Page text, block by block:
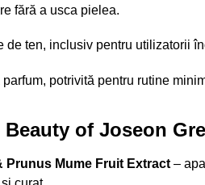
fără a usca pielea.
de ten, inclusiv pentru utilizatorii
potrivită pentru rutine
of Joseon
Prunus Mume Fruit Extract–